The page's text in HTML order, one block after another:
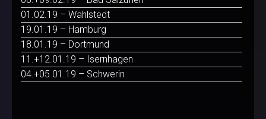
01.02.19 – Wahlstedt
19.01.19 – Hamburg
18.01.19 – Dortmund
11.+12.01.19 – Isernhagen
04.+05.01.19 – Schwerin